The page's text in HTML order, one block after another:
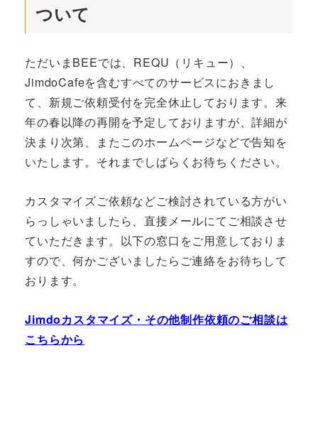
ついて
ただいまBEEでは、REQU（リキュー）、
JimdoCafeを含むすべてのサービスにおきまし
て、新規ご依頼受付を完全休止しております。来
年の春以降の再開を予定しておりますが、詳細が
決まり次第、またこのホームページなどで告知を
いたします。それまでしばらくお待ちください。
カスタマイズご依頼などご検討されている方がい
らっしゃいましたら、直接メールにてご相談させ
ていただきます。以下の窓口をご用意しておりま
すので、何かございましたらご連絡をお待ちして
おります。
Jimdoカスタマイズ・その他制作依頼のご相談は
こちらから